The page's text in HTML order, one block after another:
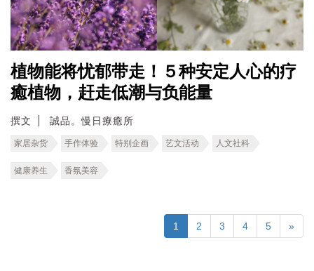
植物能将忧郁带走！５种安定人心的疗
癒植物，赶走低潮与负能量
撰文 誠品。慢日療癒所
家居杂货 手作体验 特别企画 艺文活动 人文社科
健康养生 香氛美容
1 2 3 4 5 »